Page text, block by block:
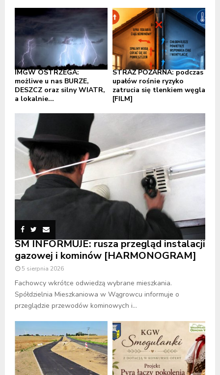
IMGW OSTRZEGA:
możliwe u nas BURZE,
DESZCZ oraz silny WIATR,
a lokalnie...
STRAŻ POŻARNA: podczas
upałów rośnie ryzyko
zatrucia się tlenkiem węgla
[FILM]
SM INFORMUJE: rusza przegląd instalacji
gazowej i kominów [HARMONOGRAM]
5 sierpnia 2026
Fachowcy wkrótce odwiedzą wybrane mieszkania.
Spółdzielnia Mieszkaniowa w Wągrowcu informuje o
przeglądzie przewodów kominowych i...